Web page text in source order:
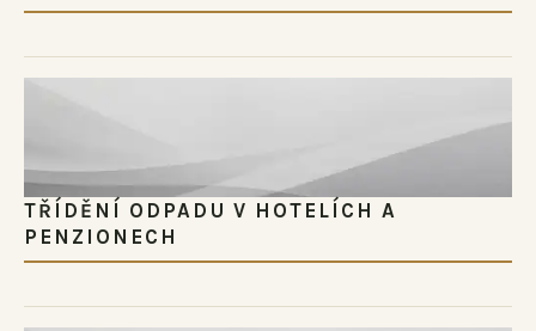
TŘÍDĚNÍ ODPADU V HOTELÍCH A
PENZIONECH